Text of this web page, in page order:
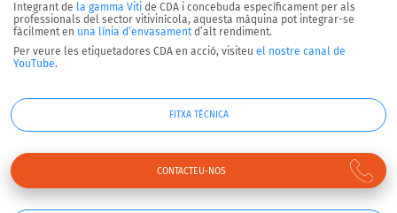
Integrant de la gamma Viti de CDA i concebuda específicament per als
professionals del sector vitivinícola, aquesta màquina pot integrar-se
fàcilment en una línia d’envasamentd’alt rendiment.
Per veure les etiquetadores CDA en acció, visiteu el nostre canal de
YouTube.
FITXA TÈCNICA
CONTACTEU-NOS